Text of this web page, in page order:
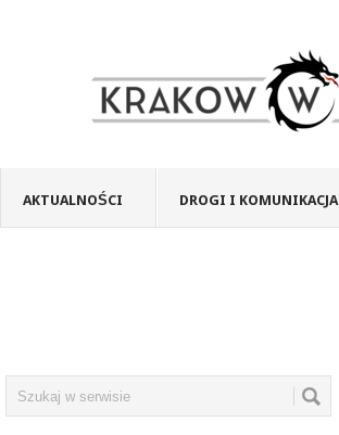
AKTUALNOŚCI DROGI I KOMUNIKACJA